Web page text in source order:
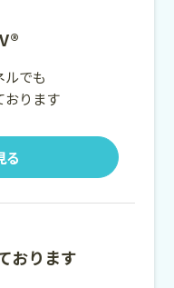
でも
おります
る
おります